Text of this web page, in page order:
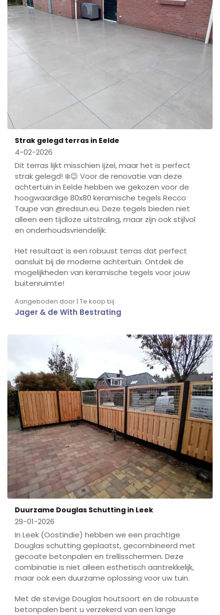
Strak gelegd terras in Eelde
4-02-2026
Dit terras lijkt misschien ijzel, maar het is perfect
strak gelegd! ❄️😉 Voor de renovatie van deze
achtertuin in Eelde hebben we gekozen voor de
hoogwaardige 80x80 keramische tegels Recco
Taupe van @redsun.eu. Deze tegels bieden niet
alleen een tijdloze uitstraling, maar zijn ook stijlvol
en onderhoudsvriendelijk.
Het resultaat is een robuust terras dat perfect
aansluit bij de moderne achtertuin. Ontdek de
mogelijkheden van keramische tegels voor jouw
buitenruimte!
Aangeboden door | Te koop bij:
Jager & de With Bestrating
Duurzame Douglas Schutting in Leek
29-01-2026
In Leek (Oostindie) hebben we een prachtige
Douglas schutting geplaatst, gecombineerd met
gecoate betonpalen en trellisschermen. Deze
combinatie is niet alleen esthetisch aantrekkelijk,
maar ook een duurzame oplossing voor uw tuin.
Met de stevige Douglas houtsoort en de robuuste
betonpalen bent u verzekerd van een lange